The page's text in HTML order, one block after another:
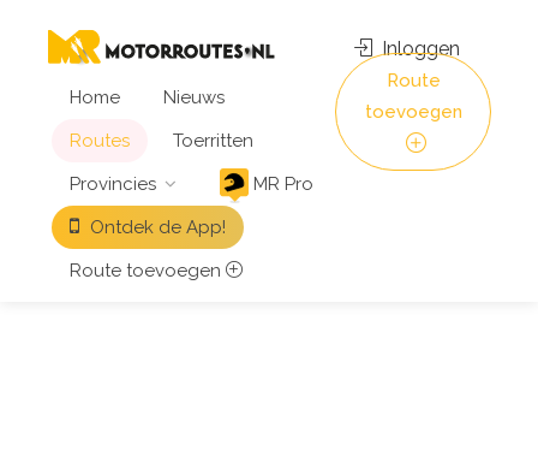
Home
Nieuws
Routes
Toerritten
Provincies
MR Pro
Ontdek de App!
Route toevoegen
Inloggen
Route
toevoegen